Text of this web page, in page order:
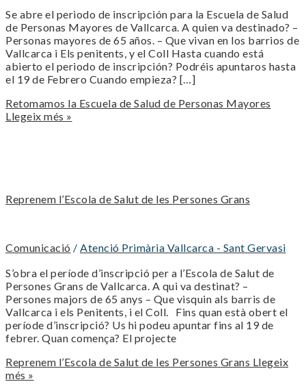
Se abre el periodo de inscripción para la Escuela de Salud
de Personas Mayores de Vallcarca. A quien va destinado? –
Personas mayores de 65 años. – Que vivan en los barrios de
Vallcarca i Els penitents, y el Coll Hasta cuando está
abierto el periodo de inscripción? Podréis apuntaros hasta
el 19 de Febrero Cuando empieza? […]
Retomamos la Escuela de Salud de Personas Mayores
Llegeix més »
Reprenem l’Escola de Salut de les Persones Grans
Comunicació / Atenció Primària Vallcarca - Sant Gervasi
S’obra el període d’inscripció per a l’Escola de Salut de
Persones Grans de Vallcarca. A qui va destinat? –
Persones majors de 65 anys – Que visquin als barris de
Vallcarca i els Penitents, i el Coll. Fins quan està obert el
període d’inscripció? Us hi podeu apuntar fins al 19 de
febrer. Quan comença? El projecte
Reprenem l’Escola de Salut de les Persones Grans Llegeix
més »